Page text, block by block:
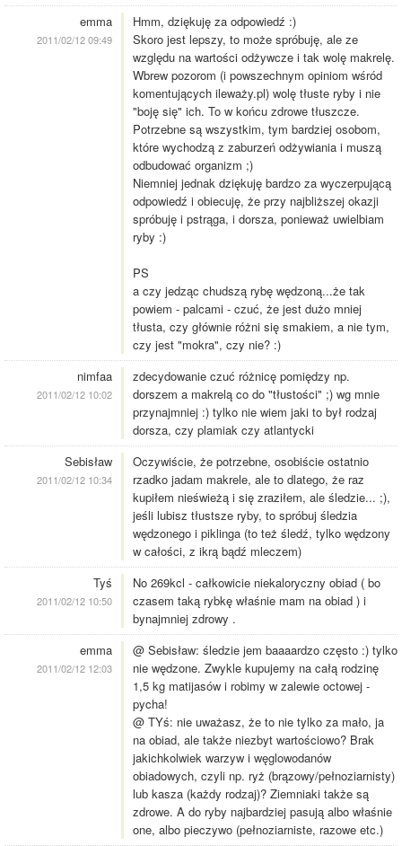
emma
2011/02/12 09:49
Hmm, dziękuję za odpowiedź :)
Skoro jest lepszy, to może spróbuję, ale ze
względu na wartości odżywcze i tak wolę makrelę.
Wbrew pozorom (i powszechnym opiniom wśród
komentujących ileważy.pl) wolę tłuste ryby i nie
"boję się" ich. To w końcu zdrowe tłuszcze.
Potrzebne są wszystkim, tym bardziej osobom,
które wychodzą z zaburzeń odżywiania i muszą
odbudować organizm ;)
Niemniej jednak dziękuję bardzo za wyczerpującą
odpowiedź i obiecuję, że przy najbliższej okazji
spróbuję i pstrąga, i dorsza, ponieważ uwielbiam
ryby :)
PS
a czy jedząc chudszą rybę wędzoną...że tak
powiem - palcami - czuć, że jest dużo mniej
tłusta, czy głównie różni się smakiem, a nie tym,
czy jest "mokra", czy nie? :)
nimfaa
2011/02/12 10:02
zdecydowanie czuć różnicę pomiędzy np.
dorszem a makrelą co do "tłustości" ;) wg mnie
przynajmniej :) tylko nie wiem jaki to był rodzaj
dorsza, czy plamiak czy atlantycki
Sebisław
2011/02/12 10:34
Oczywiście, że potrzebne, osobiście ostatnio
rzadko jadam makrele, ale to dlatego, że raz
kupiłem nieświeżą i się zraziłem, ale śledzie... ;),
jeśli lubisz tłustsze ryby, to spróbuj śledzia
wędzonego i piklinga (to też śledź, tylko wędzony
w całości, z ikrą bądź mleczem)
Tyś
2011/02/12 10:50
No 269kcl - całkowicie niekaloryczny obiad ( bo
czasem taką rybkę właśnie mam na obiad ) i
bynajmniej zdrowy .
emma
2011/02/12 12:03
@ Sebisław: śledzie jem baaaardzo często :) tylko
nie wędzone. Zwykle kupujemy na całą rodzinę
1,5 kg matijasów i robimy w zalewie octowej -
pycha!
@ TYś: nie uważasz, że to nie tylko za mało, ja
na obiad, ale także niezbyt wartościowo? Brak
jakichkolwiek warzyw i węglowodanów
obiadowych, czyli np. ryż (brązowy/pełnoziarnisty)
lub kasza (każdy rodzaj)? Ziemniaki także są
zdrowe. A do ryby najbardziej pasują albo właśnie
one, albo pieczywo (pełnoziarniste, razowe etc.)